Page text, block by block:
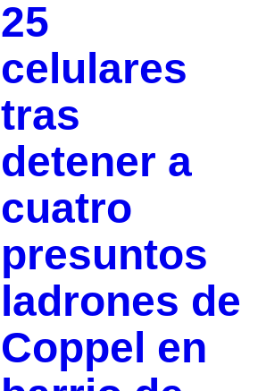
25
celulares
tras
detener a
cuatro
presuntos
ladrones de
Coppel en